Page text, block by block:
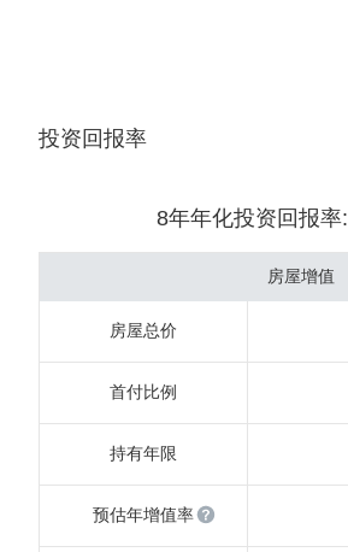
投资回报率
8年年化投资回报率:
房屋增值
房屋总价
首付比例
持有年限
预估年增值率